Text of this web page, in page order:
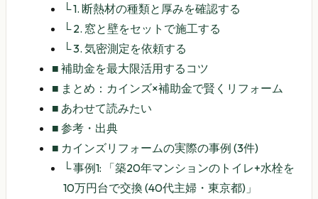
└1. 断熱材の種類と厚みを確認する
└2. 窓と壁をセットで施工する
└3. 気密測定を依頼する
■ 補助金を最大限活用するコツ
■ まとめ：カインズ×補助金で賢くリフォーム
■ あわせて読みたい
■ 参考・出典
■ カインズリフォームの実際の事例 (3件)
└事例1: 「築20年マンションのトイレ+水栓を
10万円台で交換 (40代主婦・東京都)」